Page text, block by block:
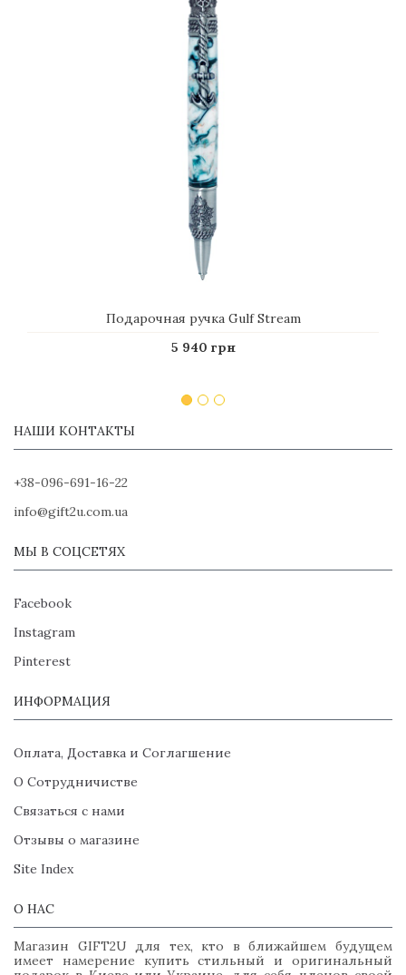
Подарочная ручка Gulf Stream
5 940 грн
НАШИ КОНТАКТЫ
+38-096-691-16-22
info@gift2u.com.ua
МЫ В СОЦСЕТЯХ
Facebook
Instagram
Pinterest
ИНФОРМАЦИЯ
Оплата, Доставка и Соглагшение
О Сотрудничистве
Связаться с нами
Отзывы о магазине
Site Index
О НАС
Магазин GIFT2U для тех, кто в ближайшем будущем
имеет намерение купить стильный и оригинальный